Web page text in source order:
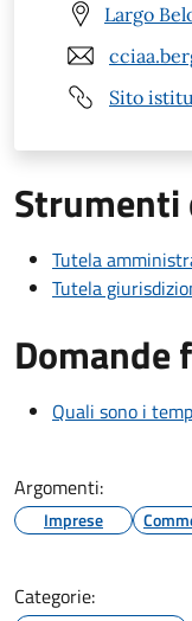
Largo
Sito
Tutela
Tutela
Domande
Quali sono i
Argomenti:
Imprese
Categorie: